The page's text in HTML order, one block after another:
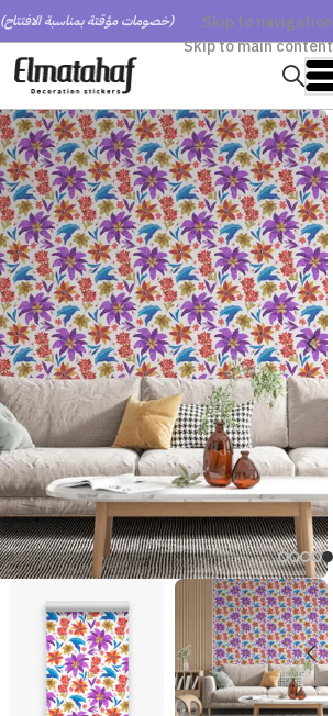
Skip to navigation
Skip to main content
(خصومات مؤقتة بمناسبة الافتتاح)